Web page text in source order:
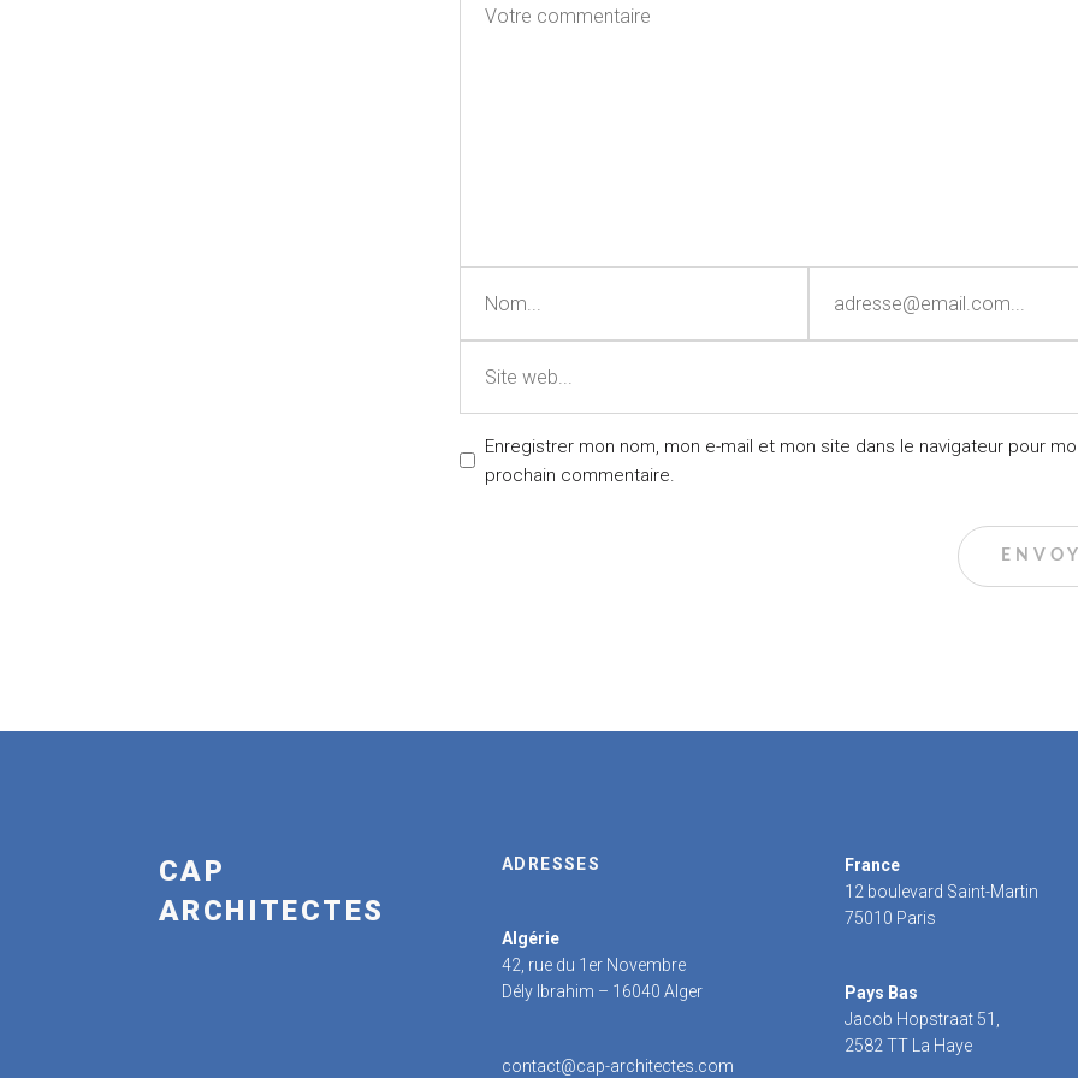
Enregistrer mon nom, mon e-mail et mon site dans le navigateur pour
prochain commentaire.
CAP
ARCHITECTES
ADRESSES
Algérie
42, rue du 1er Novembre
Dély Ibrahim – 16040 Alger
contact@cap-architectes.com
France
12 boulevard Saint-Martin
75010 Paris
Pays Bas
Jacob Hopstraat 51,
2582 TT La Haye